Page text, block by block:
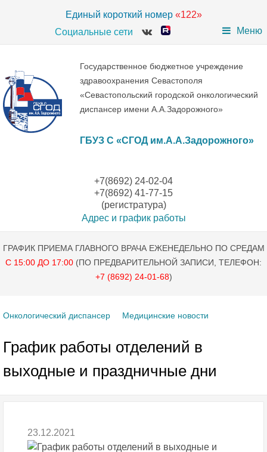
Единый короткий номер«122»
Социальные сети
Меню
Государственное бюджетное учреждение
здравоохранения Севастополя
«Севастопольский городской онкологический
диспансер имени А.А.Задорожного»
ГБУЗ С «СГОД им.А.А.Задорожного»
+7(8692) 24-02-04
+7(8692) 41-77-15
(регистратура)
Адрес и график работы
ГРАФИК ПРИЕМА ГЛАВНОГО ВРАЧА ЕЖЕНЕДЕЛЬНО ПО СРЕДАМ
С 15:00 ДО 17:00 (ПО ПРЕДВАРИТЕЛЬНОЙ ЗАПИСИ, ТЕЛЕФОН:
+7 (8692) 24-01-68)
Онкологический диспансер Медицинские новости
График работы отделений в
выходные и праздничные дни
23.12.2021